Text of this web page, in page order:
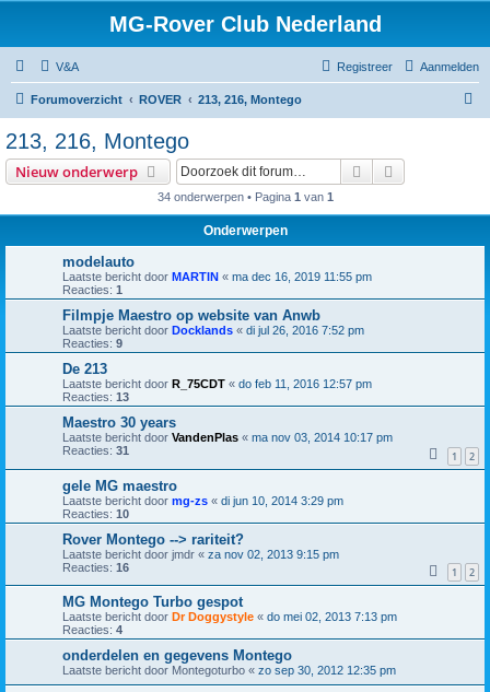
MG-Rover Club Nederland
V&A Aanmelden
Registreer
Forumoverzicht ROVER 213, 216, Montego
213, 216, Montego
Nieuw onderwerp Zoek
34 onderwerpen • Pagina 1 van 1
Onderwerpen
modelauto
Laatste bericht door MARTIN « ma dec 16, 2019 11:55 pm
Reacties: 1
Filmpje Maestro op website van Anwb
Laatste bericht door Docklands « di jul 26, 2016 7:52 pm
Reacties: 9
De 213
Laatste bericht door R_75CDT « do feb 11, 2016 12:57 pm
Reacties: 13
Maestro 30 years
Laatste bericht door VandenPlas « ma nov 03, 2014 10:17 pm
Reacties: 31 1 2
gele MG maestro
Laatste bericht door mg-zs « di jun 10, 2014 3:29 pm
Reacties: 10
Rover Montego --> rariteit?
Laatste bericht door jmdr « za nov 02, 2013 9:15 pm
Reacties: 16 1 2
MG Montego Turbo gespot
Laatste bericht door Dr Doggystyle « do mei 02, 2013 7:13 pm
Reacties: 4
onderdelen en gegevens Montego
Laatste bericht door Montegoturbo « zo sep 30, 2012 12:35 pm